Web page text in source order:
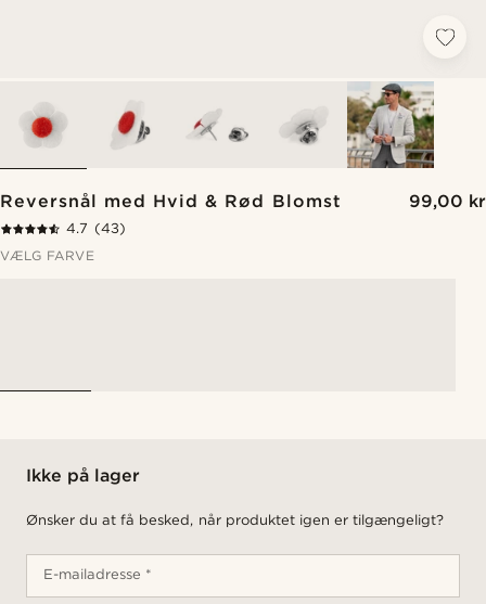
Reversnål med Hvid & Rød Blomst 99,00 kr
4.7 (43)
VÆLG FARVE
Ikke på lager
Ønsker du at få besked, når produktet igen er tilgængeligt?
E-mailadresse *